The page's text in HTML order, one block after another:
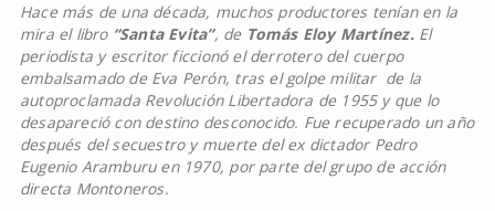
Hace más de una década, muchos productores tenían en la
mira el libro “Santa Evita”, de Tomás Eloy Martínez.El
periodista y escritor ficcionó el derrotero del cuerpo
embalsamado de Eva Perón, tras el golpe militar de la
autoproclamada Revolución Libertadora de 1955 y que lo
desapareció con destino desconocido. Fue recuperado un año
después del secuestro y muerte del ex dictador Pedro
Eugenio Aramburu en 1970, por parte del grupo de acción
directa Montoneros.